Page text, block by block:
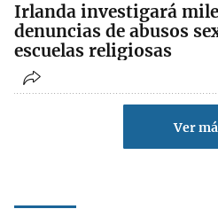
Irlanda investigará
denuncias de abusos
escuelas religiosas
Ver